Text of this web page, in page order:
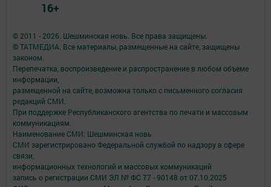
© 2011 - 2026. Шешминская новь. Все права защищены.
© ТАТМЕДИА. Все материалы, размещенные на сайте, защищены
законом.
Перепечатка, воспроизведение и распространение в любом объеме
информации,
размещенной на сайте, возможна только с письменного согласия
редакций СМИ.
При поддержке Республиканского агентства по печати и массовым
коммуникациям.
Наименование СМИ: Шешминская новь
СМИ зарегистрировано Федеральной службой по надзору в сфере
связи,
информационных технологий и массовых коммуникаций
запись о регистрации СМИ ЭЛ № ФС 77 - 90148 от 07.10.2025
16+